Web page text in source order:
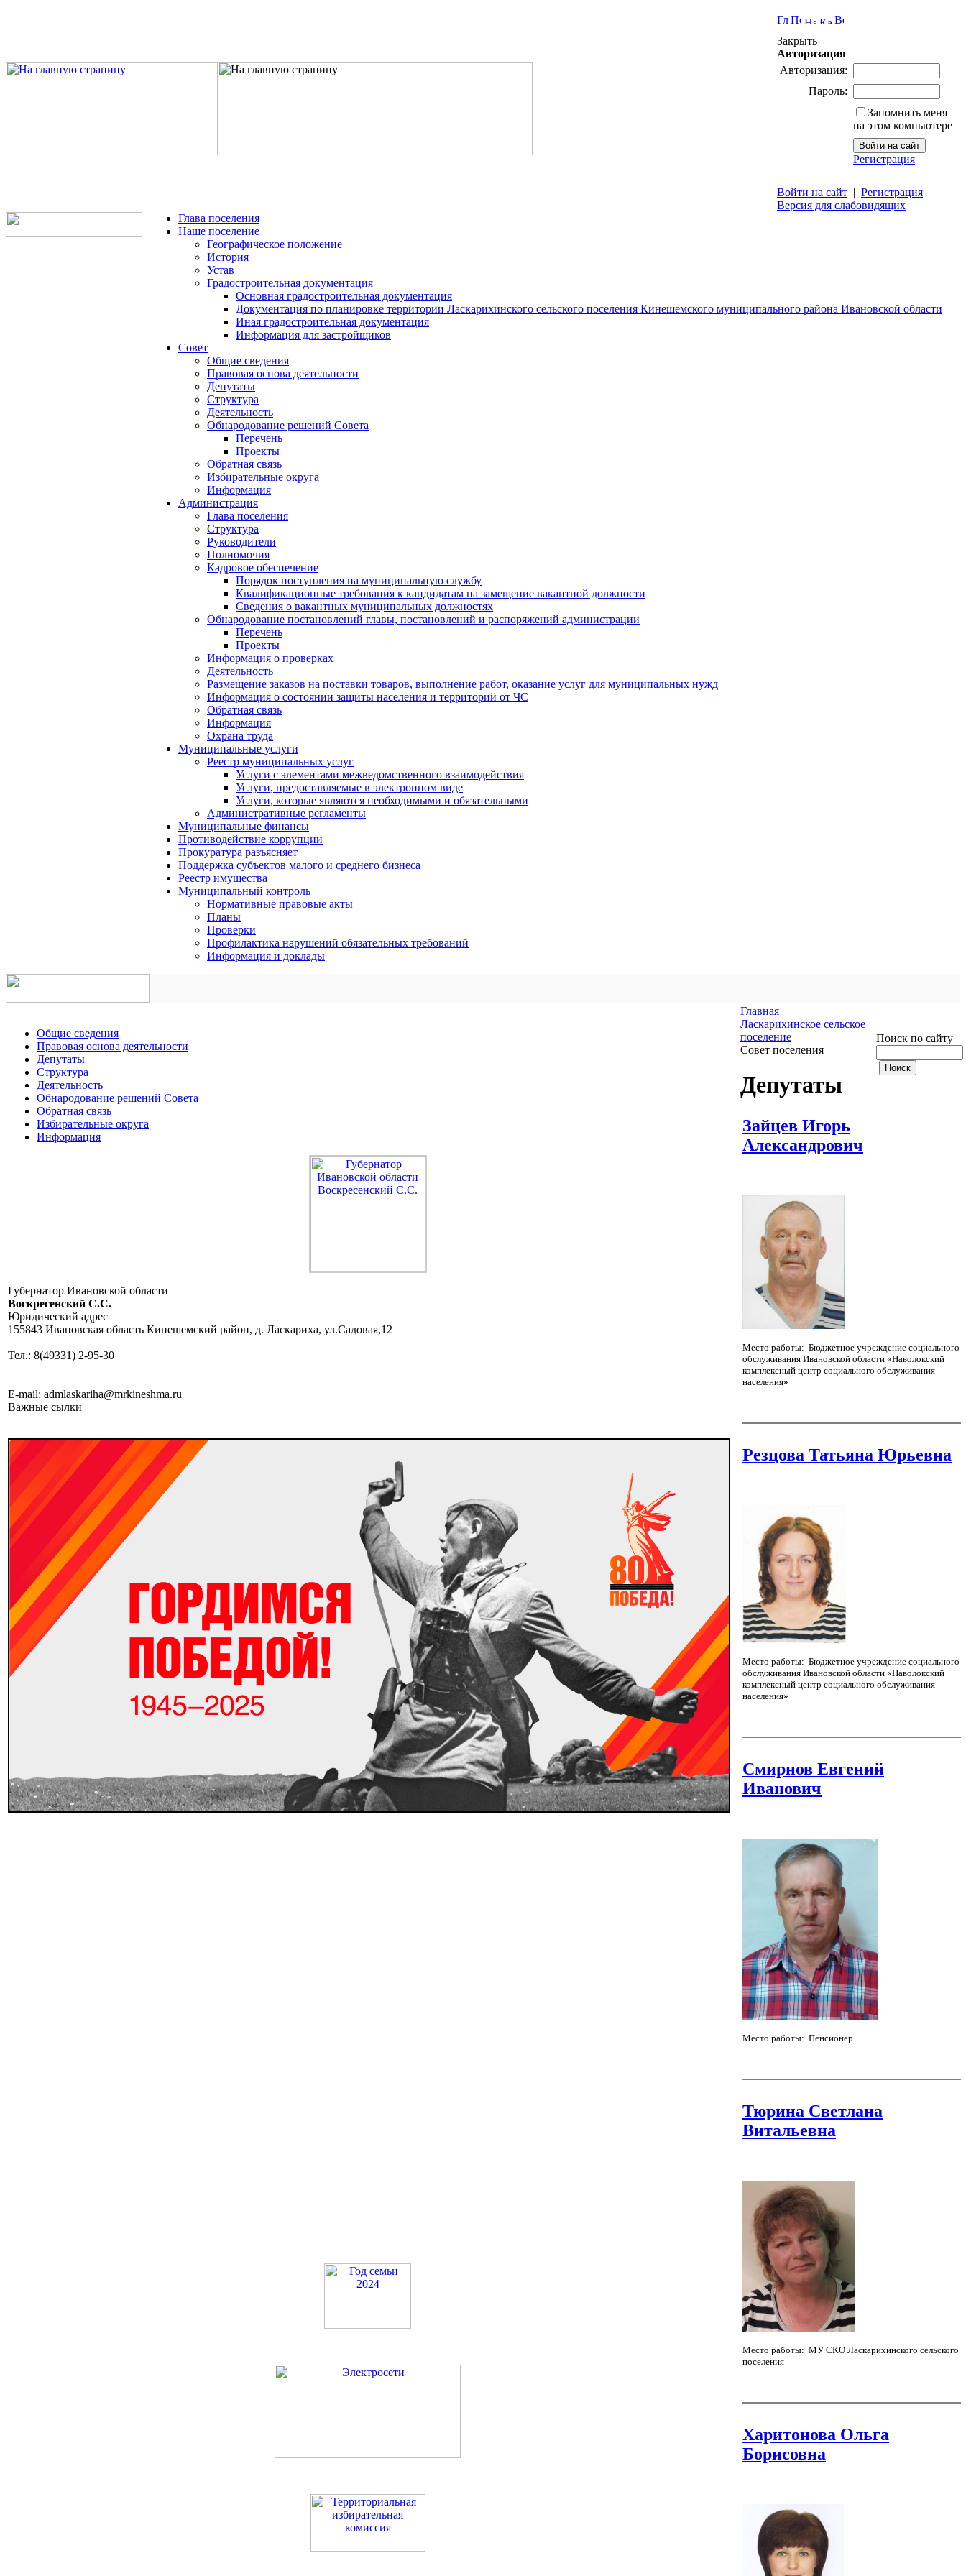
Закрыть
Авторизация
Авторизация:
Пароль:
Запомнить меня
на этом компьютере
Регистрация
Войти на сайт | Регистрация
Версия для слабовидящих
Глава поселения
Наше поселение
Географическое положение
История
Устав
Градостроительная документация
Основная градостроительная документация
Документация по планировке территории Ласкарихинского сельского поселения Кинешемского муниципального района Ивановской области
Иная градостроительная документация
Информация для застройщиков
Совет
Общие сведения
Правовая основа деятельности
Депутаты
Структура
Деятельность
Обнародование решений Совета
Перечень
Проекты
Обратная связь
Избирательные округа
Информация
Администрация
Глава поселения
Структура
Руководители
Полномочия
Кадровое обеспечение
Порядок поступления на муниципальную службу
Квалификационные требования к кандидатам на замещение вакантной должности
Сведения о вакантных муниципальных должностях
Обнародование постановлений главы, постановлений и распоряжений администрации
Перечень
Проекты
Информация о проверках
Деятельность
Размещение заказов на поставки товаров, выполнение работ, оказание услуг для муниципальных нужд
Информация о состоянии защиты населения и территорий от ЧС
Обратная связь
Информация
Охрана труда
Муниципальные услуги
Реестр муниципальных услуг
Услуги с элементами межведомственного взаимодействия
Услуги, предоставляемые в электронном виде
Услуги, которые являются необходимыми и обязательными
Административные регламенты
Муниципальные финансы
Противодействие коррупции
Прокуратура разъясняет
Поддержка субъектов малого и среднего бизнеса
Реестр имущества
Муниципальный контроль
Нормативные правовые акты
Планы
Проверки
Профилактика нарушений обязательных требований
Информация и доклады
Общие сведения
Правовая основа деятельности
Депутаты
Структура
Деятельность
Обнародование решений Совета
Обратная связь
Избирательные округа
Информация
Губернатор Ивановской области
Воскресенский C.C.
Юридический адрес
155843 Ивановская область Кинешемский район, д. Ласкариха, ул.Садовая,12
Тел.: 8(49331) 2-95-30
E-mail: admlaskariha@mrkineshma.ru
Важные сылки
Главная
Ласкарихинское сельское
поселение
Совет поселения
Депутаты
Поиск по сайту
Зайцев Игорь
Александрович
Место работы: Бюджетное учреждение социального
обслуживания Ивановской области «Наволокский
комплексный центр социального обслуживания
населения»
Резцова Татьяна Юрьевна
Место работы: Бюджетное учреждение социального
обслуживания Ивановской области «Наволокский
комплексный центр социального обслуживания
населения»
Смирнов Евгений
Иванович
Место работы: Пенсионер
Тюрина Светлана
Витальевна
Место работы: МУ СКО Ласкарихинского сельского
поселения
Харитонова Ольга
Борисовна